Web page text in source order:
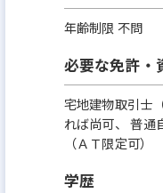
年齢制限 不問
必要な免許・
宅地建物取引士
れば尚可、 普通
（ＡＴ限定可）
学歴